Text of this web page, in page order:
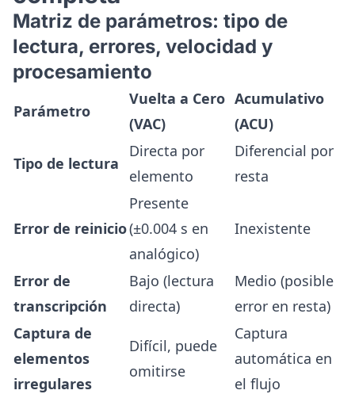
Matriz de parámetros: tipo de
lectura, errores, velocidad y
procesamiento
Parámetro
Vuelta a Cero
(VAC)
Acumulativo
(ACU)
Tipo de lectura
Directa por
elemento
Diferencial por
resta
Error de reinicio
Presente
(±0.004 s en
analógico)
Inexistente
Error de
transcripción
Bajo (lectura
directa)
Medio (posible
error en resta)
Captura de
elementos
irregulares
Difícil, puede
omitirse
Captura
automática en
el flujo